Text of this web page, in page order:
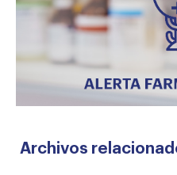
Archivos